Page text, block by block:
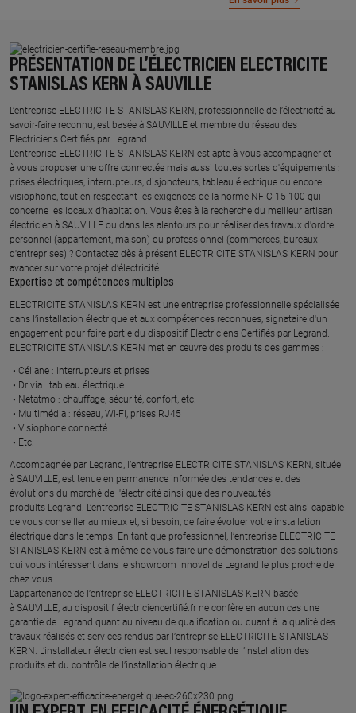
PRÉSENTATION DE L’ÉLECTRICIEN ELECTRICITE
STANISLAS KERN À SAUVILLE
L’entreprise ELECTRICITE STANISLAS KERN, professionnelle de l’électricité au
savoir-faire reconnu, est basée à SAUVILLE et membre du réseau des
Electriciens Certifiés par Legrand.​
L’entreprise ELECTRICITE STANISLAS KERN est apte à vous accompagner et
à vous proposer une offre connectée mais aussi toutes sortes d'équipements :
prises électriques, interrupteurs, disjoncteurs, tableau électrique ou encore
visiophone, tout en respectant les exigences de la norme NF C 15-100 qui
concerne les locaux d’habitation. Vous êtes à la recherche du meilleur artisan
électricien à SAUVILLE ou dans les alentours pour réaliser des travaux d'ordre
personnel (appartement, maison) ou professionnel (commerces, bureaux
d'entreprises) ? Contactez dès à présent ELECTRICITE STANISLAS KERN pour
avancer sur votre projet d’électricité.
Expertise et compétences multiples​
​ELECTRICITE STANISLAS KERN est une entreprise professionnelle spécialisée
dans l’installation électrique et aux compétences reconnues, ​signataire d'un
engagement pour faire partie du dispositif Electriciens Certifiés par Legrand​.
ELECTRICITE STANISLAS KERN met en œuvre des produits des gammes : ​
Céliane : interrupteurs et prises ​
Drivia : tableau électrique ​
Netatmo : chauffage, sécurité, confort, etc.​
Multimédia : réseau, Wi-Fi, prises RJ45​
Visiophone connecté​
Etc.​
​Accompagnée par Legrand, l’entreprise ELECTRICITE STANISLAS KERN, située
à SAUVILLE, est tenue en permanence informée des tendances et des
évolutions du marché de l'électricité ainsi que des nouveautés
produits Legrand. L’entreprise ELECTRICITE STANISLAS KERN est ainsi capable
de vous conseiller au mieux et, si besoin, de faire évoluer votre installation
électrique dans le temps. En tant que professionnel, l’entreprise ELECTRICITE
STANISLAS KERN est à même de vous faire une démonstration des solutions
qui vous intéressent dans le showroom Innoval de Legrand le plus proche de
chez vous.​
L’appartenance de l’entreprise ELECTRICITE STANISLAS KERN basée
à SAUVILLE, au dispositif électriciencertifié.fr ne confère en aucun cas une
garantie de Legrand quant au niveau de qualification ou quant à la qualité des
travaux réalisés et services rendus par l’entreprise ELECTRICITE STANISLAS
KERN. L’installateur électricien est seul responsable de l’installation des
produits et du contrôle de l’installation électrique.